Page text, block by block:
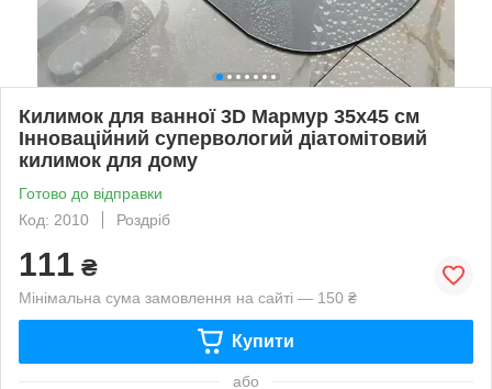
Килимок для ванної 3D Мармур 35х45 см
Інноваційний супервологий діатомітовий
килимок для дому
Готово до відправки
Код: 2010
Роздріб
111 ₴
Мінімальна сума замовлення на сайті — 150 ₴
Купити
або